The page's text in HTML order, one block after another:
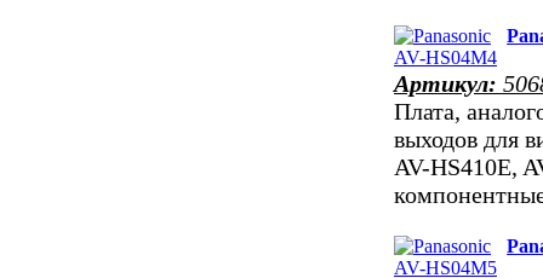
Артикул:
Плата,
выходов для
AV-HS410E,